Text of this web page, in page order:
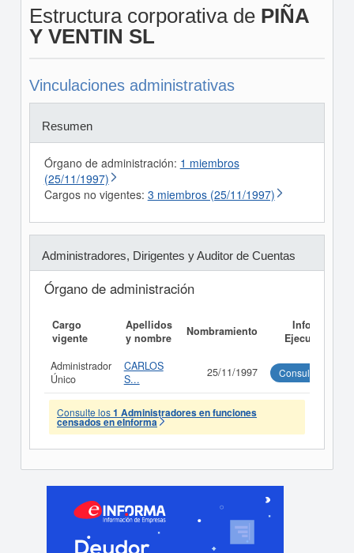
Estructura corporativa de PIÑA
Y VENTIN SL
Vinculaciones administrativas
Resumen
Órgano de administración: 1 miembros
(25/11/1997)
Cargos no vigentes: 3 miembros (25/11/1997)
Administradores, Dirigentes y Auditor de Cuentas
Órgano de administración
Cargo
vigente
Apellidos
y nombre
Nombramiento
Informe
Ejecutivo
Administrador
Único
CARLOS
S...
25/11/1997 Consultar
Consulte los1 Administradores en funciones
censados en eInforma